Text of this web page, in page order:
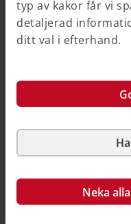
typ av kakor får vi
detaljerad
ditt val i efterhand.
Neka
Boverket arbetar
löpande.
regeringens
(på regeringens
Publicerad 1 juli 2026